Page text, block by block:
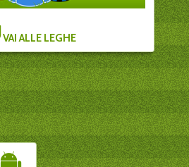
VAI ALLE LEGHE